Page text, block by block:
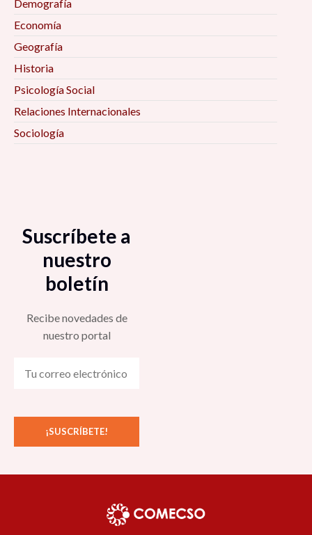
Demografía
Economía
Geografía
Historia
Psicología Social
Relaciones Internacionales
Sociología
Suscríbete a
nuestro
boletín
Recibe novedades de
nuestro portal